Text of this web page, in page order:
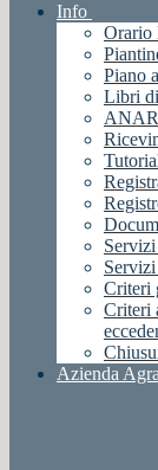
Info
Orario
Piano
Libri
Criteri
Criteri
Azienda